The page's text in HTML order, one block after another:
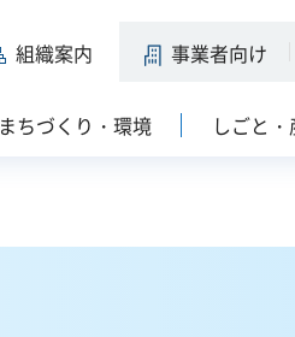
組織案内 事業者向け
まちづくり・環境 しごと